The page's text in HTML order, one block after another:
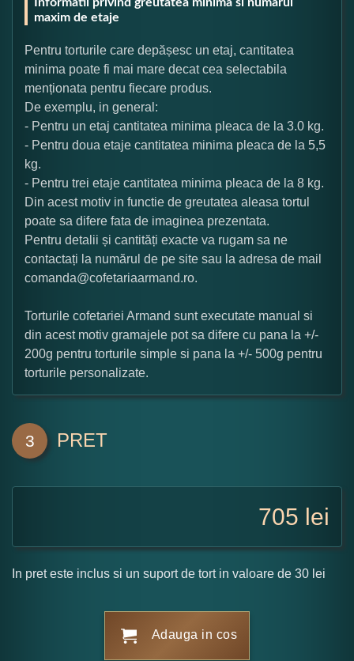
maxim de etaje
Pentru torturile care depășesc un etaj, cantitatea
minima poate fi mai mare decat cea selectabila
menționata pentru fiecare produs.
De exemplu, in general:
- Pentru un etaj cantitatea minima pleaca de la 3.0 kg.
- Pentru doua etaje cantitatea minima pleaca de la 5,5
kg.
- Pentru trei etaje cantitatea minima pleaca de la 8 kg.
Din acest motiv in functie de greutatea aleasa tortul
poate sa difere fata de imaginea prezentata.
Pentru detalii și cantități exacte va rugam sa ne
contactați la numărul de pe site sau la adresa de mail
comanda@cofetariaarmand.ro.
Torturile cofetariei Armand sunt executate manual si
din acest motiv gramajele pot sa difere cu pana la +/-
200g pentru torturile simple si pana la +/- 500g pentru
torturile personalizate.
3 PRET
705 lei
In pret este inclus si un suport de tort in valoare de 30 lei
Adauga in cos